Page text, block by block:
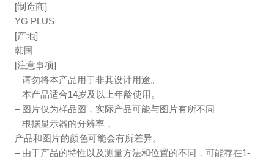
[制造商]
YG PLUS
[产地]
韩国
[注意事项]
– 请勿将本产品用于非其设计用途。
– 本产品适合14岁及以上年龄使用。
– 图片仅为样品图，实际产品可能与图片有所不同
– 根据显示器的分辨率，
产品和图片的颜色可能会有所差异。
– 由于产品的特性以及测量方法和位置的不同，可能存在1-